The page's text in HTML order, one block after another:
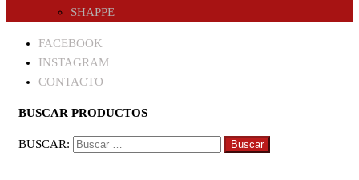
SHAPPE
FACEBOOK
INSTAGRAM
CONTACTO
BUSCAR PRODUCTOS
BUSCAR: